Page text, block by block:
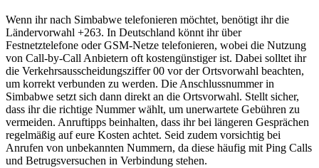
Wenn ihr nach Simbabwe telefonieren möchtet, benötigt ihr die
Ländervorwahl +263. In Deutschland könnt ihr über
Festnetztelefone oder GSM-Netze telefonieren, wobei die Nutzung
von Call-by-Call Anbietern oft kostengünstiger ist. Dabei solltet ihr
die Verkehrsausscheidungsziffer 00 vor der Ortsvorwahl beachten,
um korrekt verbunden zu werden. Die Anschlussnummer in
Simbabwe setzt sich dann direkt an die Ortsvorwahl. Stellt sicher,
dass ihr die richtige Nummer wählt, um unerwartete Gebühren zu
vermeiden. Anruftipps beinhalten, dass ihr bei längeren Gesprächen
regelmäßig auf eure Kosten achtet. Seid zudem vorsichtig bei
Anrufen von unbekannten Nummern, da diese häufig mit Ping Calls
und Betrugsversuchen in Verbindung stehen.